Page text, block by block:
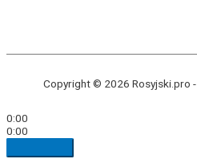
Copyright © 2026 Rosyjski.pro -
0:00
0:00